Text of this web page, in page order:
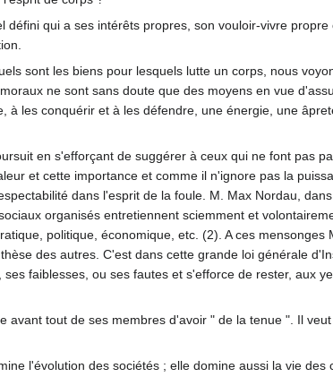
défini qui a ses intérêts propres, son vouloir-vivre
sont les biens pour lesquels lutte un corps, nous
ne sont sans doute que des moyens en vue
à les conquérir et à les défendre, une énergie, une
en s'efforçant de suggérer à ceux qui ne font pas
et cette importance et comme il n'ignore pas la
dans l'esprit de la foule. M. Max Nordau,
organisés entretiennent sciemment et
politique, économique, etc. (2). A ces
des autres. C'est dans cette grande loi générale
faiblesses, ou ses fautes et s'efforce de rester, aux
avant tout de ses membres d'avoir " de la tenue ". Il
l'évolution des sociétés ; elle domine aussi la vie